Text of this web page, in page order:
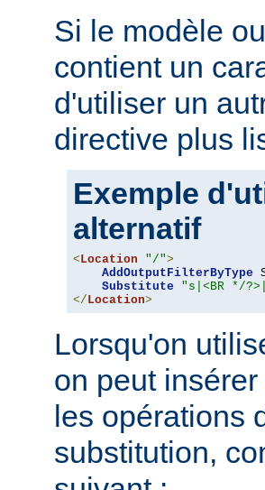
Si le modèle
contient un
d'utiliser un
directive plus
Exemple
alternatif
< Location "/">
AddOutputFilterByType
Substitute
"s|<BR */
</ Location>
Lorsqu'on
on peut
les opérations
substitution,